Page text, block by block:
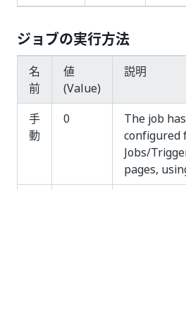
ジョブの実行方法
名
前
値
(Value)
説明
手
動
0
The job
configured
Jobs/
pages,